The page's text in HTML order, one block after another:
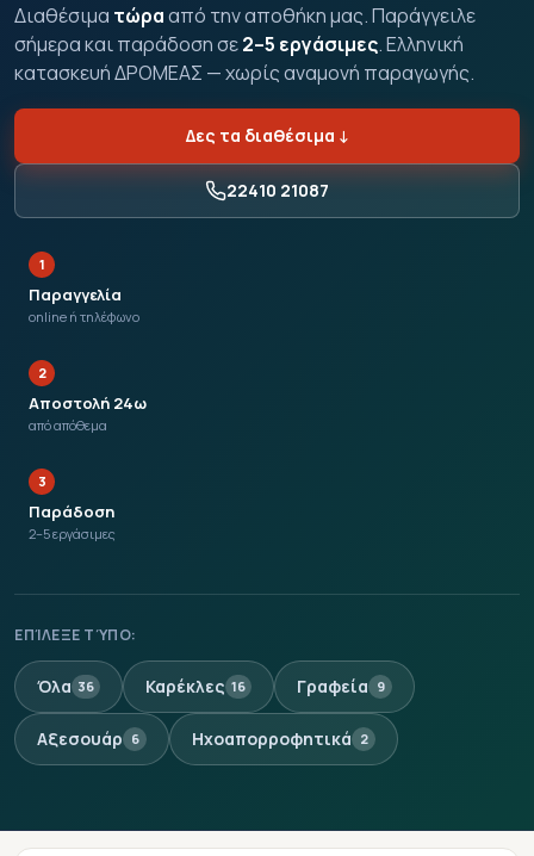
Διαθέσιμα τώρααπό την αποθήκη μας. Παράγγειλε
σήμερα και παράδοση σε2–5 εργάσιμες. Ελληνική
κατασκευή ΔΡΟΜΕΑΣ — χωρίς αναμονή παραγωγής.
Δες τα διαθέσιμα ↓
22410 21087
1
Παραγγελία
online ή τηλέφωνο
2
Αποστολή 24ω
από απόθεμα
3
Παράδοση
2–5 εργάσιμες
ΕΠΊΛΕΞΕ ΤΎΠΟ:
Όλα 36 Καρέκλες 16 Γραφεία 9
Αξεσουάρ 6 Ηχοαπορροφητικά 2